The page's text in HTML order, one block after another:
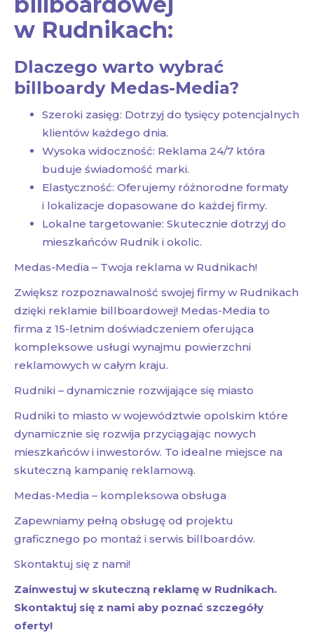
w Rudnikach:
Dlaczego warto wybrać
billboardy Medas-Media?
Szeroki zasięg: Dotrzyj do tysięcy potencjalnych
klientów każdego dnia.
Wysoka widoczność: Reklama 24/7 która
buduje świadomość marki.
Elastyczność: Oferujemy różnorodne formaty
i lokalizacje dopasowane do każdej firmy.
Lokalne targetowanie: Skutecznie dotrzyj do
mieszkańców Rudnik i okolic.
Medas-Media – Twoja reklama w Rudnikach!
Zwiększ rozpoznawalność swojej firmy w Rudnikach
dzięki reklamie billboardowej! Medas-Media to
firma z 15-letnim doświadczeniem oferująca
kompleksowe usługi wynajmu powierzchni
reklamowych w całym kraju.
Rudniki – dynamicznie rozwijające się miasto
Rudniki to miasto w województwie opolskim które
dynamicznie się rozwija przyciągając nowych
mieszkańców i inwestorów. To idealne miejsce na
skuteczną kampanię reklamową.
Medas-Media – kompleksowa obsługa
Zapewniamy pełną obsługę od projektu
graficznego po montaż i serwis billboardów.
Skontaktuj się z nami!
Zainwestuj w skuteczną reklamę w Rudnikach.
Skontaktuj się z nami aby poznać szczegóły
oferty!